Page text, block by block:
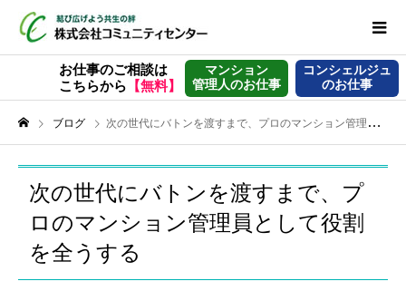
お仕事のご相談は
こちらから 【無料】
マンション
管理人のお仕事
コンシェルジュ
のお仕事
ブログ 次の世代にバトンを渡すまで、プロのマンション管理員として役割を全うする
次の世代にバトンを渡すまで、プ
ロのマンション管理員として役割
を全うする